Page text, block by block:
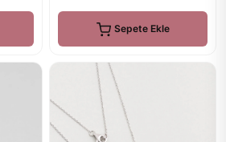
Sepete Ekle